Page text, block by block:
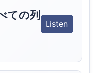
ての列
Listen